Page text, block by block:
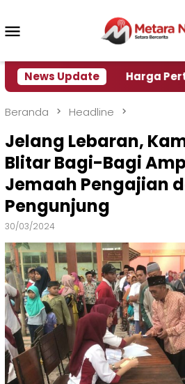
konten
News Update
Air Harga Pertamax
Beranda Headline
Jelang Lebaran,
Blitar Bagi-Bagi
Jemaah Pengajian
Pengunjung
30/03/2024